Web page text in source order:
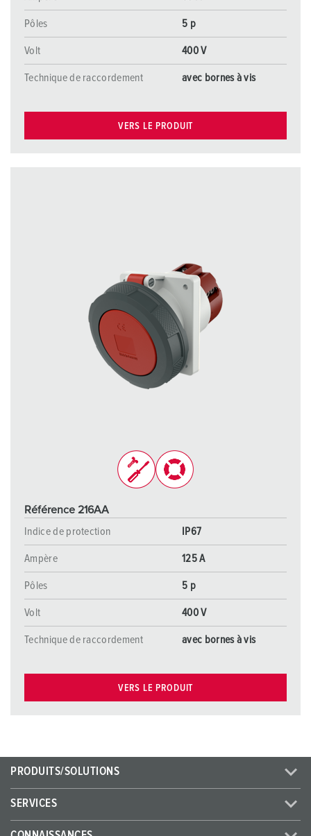
Pôles 5 p
Volt 400 V
Technique de raccordement avec bornes à vis
VERS LE PRODUIT
Référence 216AA
Indice de protection
IP67
Ampère 125 A
Pôles 5 p
Volt 400 V
Technique de raccordement avec bornes à vis
VERS LE PRODUIT
PRODUITS/SOLUTIONS
SERVICES